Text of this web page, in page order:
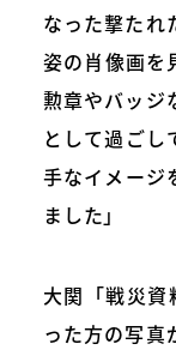
なった撃たれ
姿の肖像画を
勲章やバッジ
として過ごし
手なイメージ
ました」
大関「戦災
った方の写真